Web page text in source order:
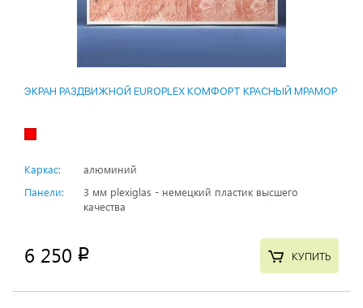
ЭКРАН РАЗДВИЖНОЙ EUROPLEX КОМФОРТ КРАСНЫЙ МРАМОР
Каркас:
алюминий
Панели:
3 мм plexiglas - немецкий пластик высшего
качества
6 250 p КУПИТЬ